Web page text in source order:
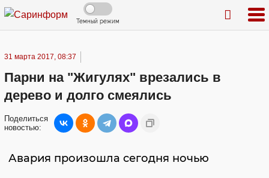
Темный режим
31 марта 2017, 08:37
Парни на "Жигулях" врезались в
дерево и долго смеялись
Поделиться
новостью:
Авария произошла сегодня ночью